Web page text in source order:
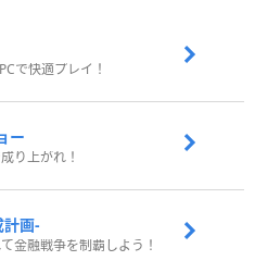
で快適プレイ！
ー
り上がれ！
画-
金融戦争を制覇しよう！